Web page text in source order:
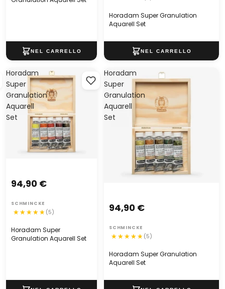
Horadam Super Granulation
Aquarell Set
Horadam
Super
Granulation
Aquarell
Set
Horadam Super
Granulation Aquarell Set
94,90 €
SCHMINCKE
(5)
Horadam
Super
Granulation
Aquarell
Set
Horadam Super Granulation
Aquarell Set
94,90 €
SCHMINCKE
(5)